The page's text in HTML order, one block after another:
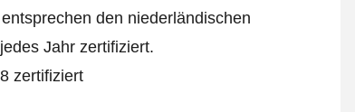
den niederländischen
Jahr zertifiziert.
zertifiziert